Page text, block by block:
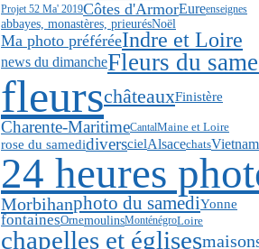
Projet 52 Ma' 2019Côtes d'ArmorEureenseignes
abbayes, monastères, prieurésNoël
Ma photo préféréeIndre et Loire
news du dimancheFleurs du
fleurschâteauxFinistère
Charente-MaritimeCantalMaine et Loire
rose du samedidiverscielAlsacechatsVietnam
24 heures
Morbihanphoto du samediYonne
fontainesOrnemoulinsMonténégroLoire
chapelles et églises